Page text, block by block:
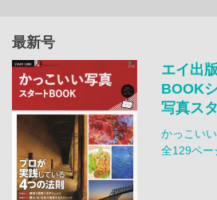
最新号
エイ出
BOOK
写真ス
かっこい
全129ペー